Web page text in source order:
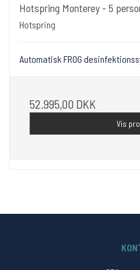
Hotspring Monterey - 5
Hotspring
Automatisk FROG
52.995,00 DKK
Vis